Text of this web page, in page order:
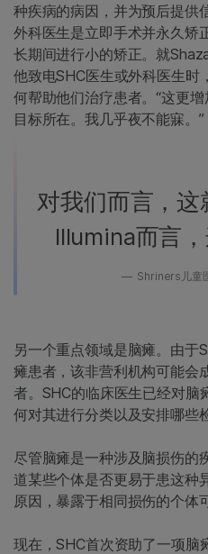
种疾病的病因，并为预后提供
外科医生是立即手术并永久矫
长期间进行小的矫正。就
他致电SHC医生或外科医生时
何帮助他们治疗患者。“这更
目标所在。我几乎夜不能寐。”
对我们而言，
Illumina而言，
Shriners儿童
另一个重点领域是脑瘫。由于
瘫患者，该非营利机构可能会
者。SHC的临床医生已经对脑
何对其进行分类以及安排哪些
尽管脑瘫是一种涉及脑损伤的
道某些个体是否更易于患这种
原因，暴露于相同损伤的个体
现在，SHC首次资助了一项脑